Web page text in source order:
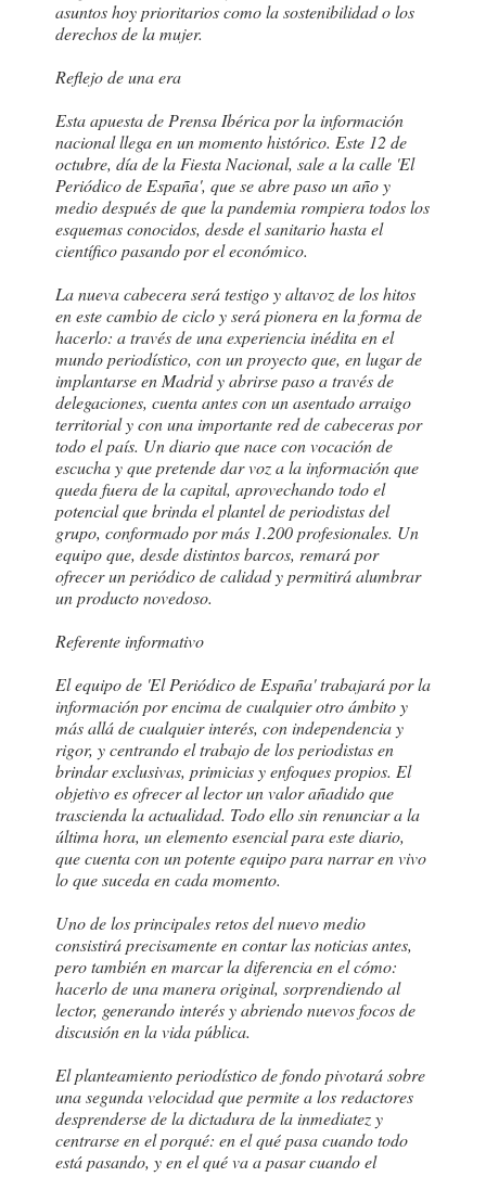
asuntos hoy prioritarios como la sostenibilidad o los
derechos de la mujer.
Reflejo de una era
Esta apuesta de Prensa Ibérica por la información
nacional llega en un momento histórico. Este 12 de
octubre, día de la Fiesta Nacional, sale a la calle 'El
Periódico de España', que se abre paso un año y
medio después de que la pandemia rompiera todos los
esquemas conocidos, desde el sanitario hasta el
científico pasando por el económico.
La nueva cabecera será testigo y altavoz de los hitos
en este cambio de ciclo y será pionera en la forma de
hacerlo: a través de una experiencia inédita en el
mundo periodístico, con un proyecto que, en lugar de
implantarse en Madrid y abrirse paso a través de
delegaciones, cuenta antes con un asentado arraigo
territorial y con una importante red de cabeceras por
todo el país. Un diario que nace con vocación de
escucha y que pretende dar voz a la información que
queda fuera de la capital, aprovechando todo el
potencial que brinda el plantel de periodistas del
grupo, conformado por más 1.200 profesionales. Un
equipo que, desde distintos barcos, remará por
ofrecer un periódico de calidad y permitirá alumbrar
un producto novedoso.
Referente informativo
El equipo de 'El Periódico de España' trabajará por la
información por encima de cualquier otro ámbito y
más allá de cualquier interés, con independencia y
rigor, y centrando el trabajo de los periodistas en
brindar exclusivas, primicias y enfoques propios. El
objetivo es ofrecer al lector un valor añadido que
trascienda la actualidad. Todo ello sin renunciar a la
última hora, un elemento esencial para este diario,
que cuenta con un potente equipo para narrar en vivo
lo que suceda en cada momento.
Uno de los principales retos del nuevo medio
consistirá precisamente en contar las noticias antes,
pero también en marcar la diferencia en el cómo:
hacerlo de una manera original, sorprendiendo al
lector, generando interés y abriendo nuevos focos de
discusión en la vida pública.
El planteamiento periodístico de fondo pivotará sobre
una segunda velocidad que permite a los redactores
desprenderse de la dictadura de la inmediatez y
centrarse en el porqué: en el qué pasa cuando todo
está pasando, y en el qué va a pasar cuando el